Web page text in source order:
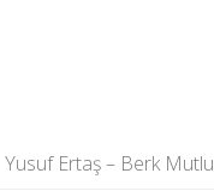
Yusuf Ertaş – Berk Mutlu